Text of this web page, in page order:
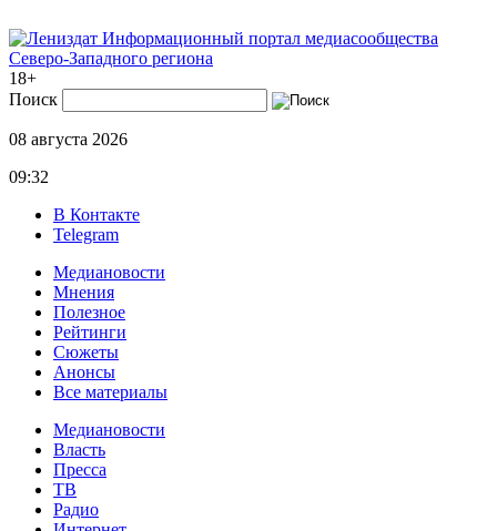
Информационный портал медиасообщества
Северо-Западного региона
18+
Поиск
08 августа 2026
09:32
В Контакте
Telegram
Медиановости
Мнения
Полезное
Рейтинги
Сюжеты
Анонсы
Все материалы
Медиановости
Власть
Пресса
ТВ
Радио